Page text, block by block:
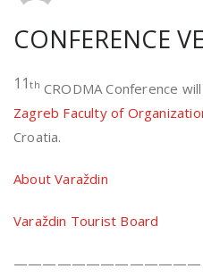
CONFERENCE
11th CRODMA Conference
Zagreb Faculty of
Croatia.
About Varaždin
Varaždin Tourist Board